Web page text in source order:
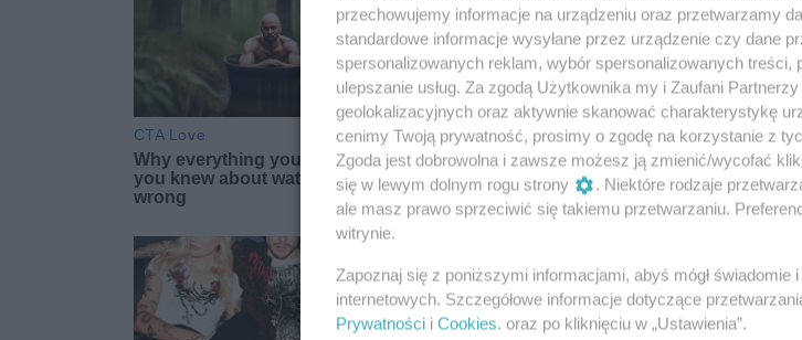
przechowujemy informacje na urządzeniu oraz przetwarzamy
standardowe informacje wysyłane przez urządzenie czy dane
spersonalizowanych reklam, wybór spersonalizowanych treści,
ulepszanie usług. Za zgodą Użytkownika my i Zaufani
geolokalizacyjnych oraz aktywnie skanować charakterystykę
cenimy Twoją prywatność, prosimy o zgodę na korzystanie z
Zgoda jest dobrowolna i zawsze możesz ją zmienić/wycofać
się w lewym dolnym rogu strony
. Niektóre rodzaje
ale masz prawo sprzeciwić się takiemu przetwarzaniu.
witrynie.
Zapoznaj się z poniższymi informacjami, abyś mógł
internetowych. Szczegółowe informacje dotyczące
Prywatności i Cookies. oraz po kliknięciu w „Ustawienia”.